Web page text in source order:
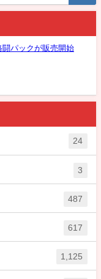
闘パックが販売開始
24
3
487
617
1,125